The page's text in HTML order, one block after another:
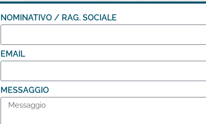
NOMINATIVO / RAG. SOCIALE
EMAIL
MESSAGGIO